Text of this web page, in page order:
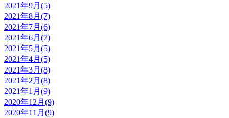
2021年9月(5)
2021年8月(7)
2021年7月(6)
2021年6月(7)
2021年5月(5)
2021年4月(5)
2021年3月(8)
2021年2月(8)
2021年1月(9)
2020年12月(9)
2020年11月(9)